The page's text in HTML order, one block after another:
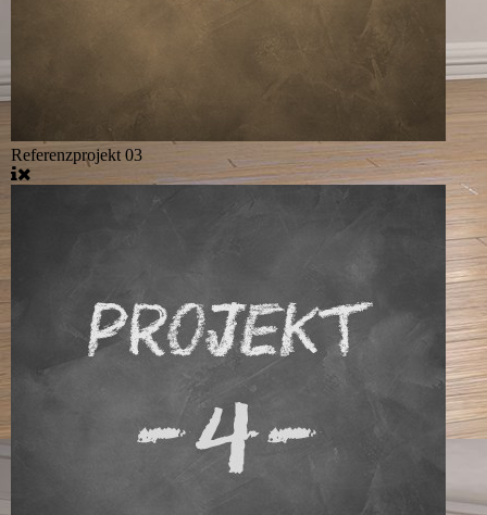
Referenzprojekt 03